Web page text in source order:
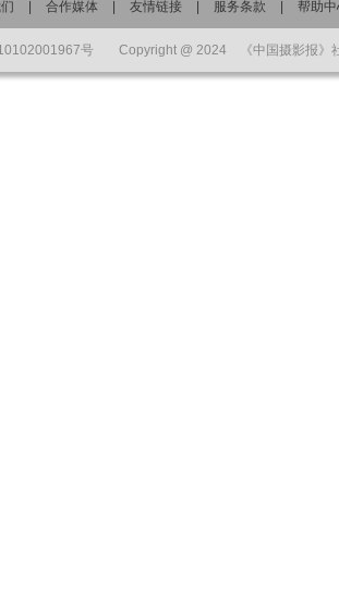
合作媒体 友情链接 服务条款 帮助
号 Copyright @ 2024 《中国摄影报